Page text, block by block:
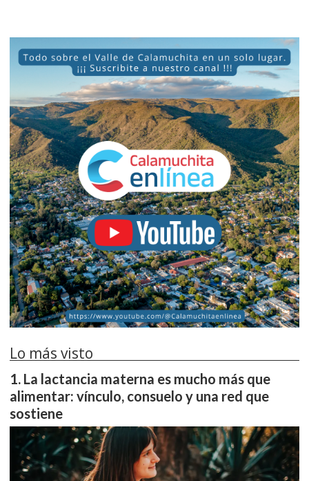
Lo más visto
La lactancia materna es mucho más que
alimentar: vínculo, consuelo y una red que
sostiene